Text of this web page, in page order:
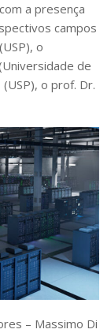
a presença
campos
o
de
o prof. Dr.
– Massimo Di